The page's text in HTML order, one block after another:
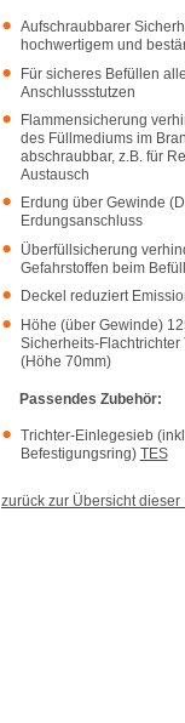
Aufschraubbarer
hochwertigem und
Für sicheres Befüllen
Anschlussstutzen
Flammensicherung
des Füllmediums im
abschraubbar, z.B. für
Austausch
Erdung über Gewinde
Erdungsanschluss
Überfüllsicherung
Gefahrstoffen beim
Deckel reduziert
Höhe (über Gewinde)
Sicherheits-Flachtrichter
(Höhe 70mm)
Passendes Zubehör:
Trichter-Einlegesieb
Befestigungsring) TES
zurück zur Übersicht